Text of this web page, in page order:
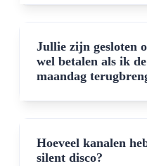
Jullie zijn gesloten
wel betalen als ik
maandag
Hoeveel kanalen
silent disco?